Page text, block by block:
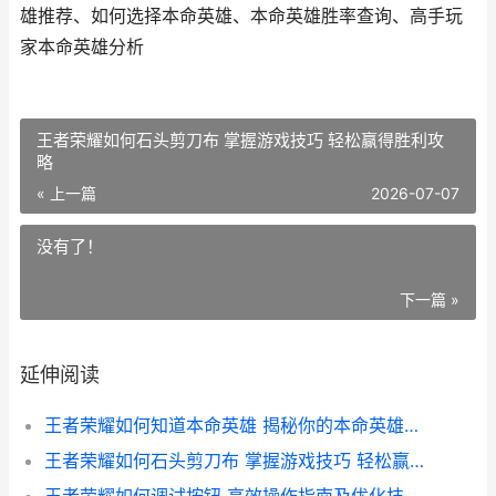
雄推荐、如何选择本命英雄、本命英雄胜率查询、高手玩
家本命英雄分析
王者荣耀如何石头剪刀布 掌握游戏技巧 轻松赢得胜利攻
略
« 上一篇 2026-07-07
没有了！
下一篇 »
延伸阅读
王者荣耀如何知道本命英雄 揭秘你的本命英雄识别指南
王者荣耀如何石头剪刀布 掌握游戏技巧 轻松赢得胜利攻略